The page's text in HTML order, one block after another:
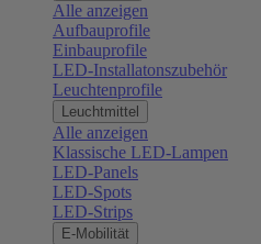
Alle anzeigen
Aufbauprofile
Einbauprofile
LED-Installatonszubehör
Leuchtenprofile
Leuchtmittel
Alle anzeigen
Klassische LED-Lampen
LED-Panels
LED-Spots
LED-Strips
E-Mobilität